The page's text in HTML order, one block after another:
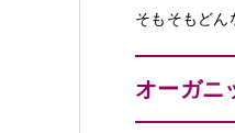
そもそもどん
オーガニ